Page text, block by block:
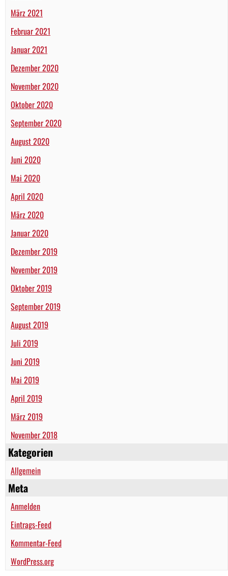
März 2021
Februar 2021
Januar 2021
Dezember 2020
November 2020
Oktober 2020
September 2020
August 2020
Juni 2020
Mai 2020
April 2020
März 2020
Januar 2020
Dezember 2019
November 2019
Oktober 2019
September 2019
August 2019
Juli 2019
Juni 2019
Mai 2019
April 2019
März 2019
November 2018
Kategorien
Allgemein
Meta
Anmelden
Eintrags-Feed
Kommentar-Feed
WordPress.org